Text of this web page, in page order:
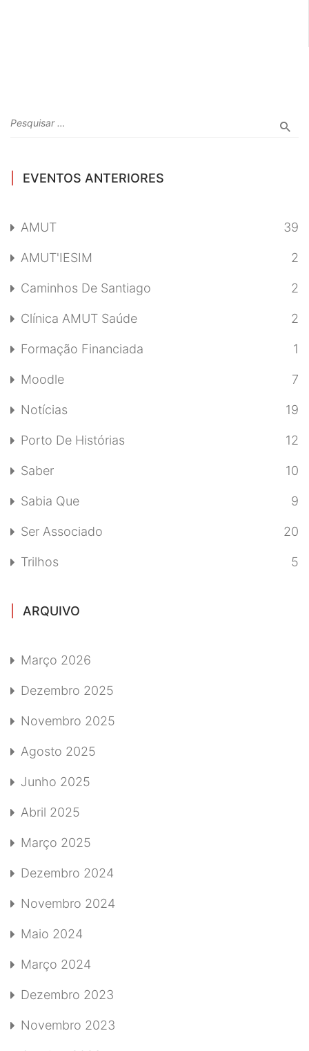
EVENTOS ANTERIORES
AMUT 39
AMUT'IESIM 2
Caminhos De Santiago 2
Clínica AMUT Saúde 2
Formação Financiada 1
Moodle 7
Notícias 19
Porto De Histórias 12
Saber 10
Sabia Que 9
Ser Associado 20
Trilhos 5
ARQUIVO
Março 2026
Dezembro 2025
Novembro 2025
Agosto 2025
Junho 2025
Abril 2025
Março 2025
Dezembro 2024
Novembro 2024
Maio 2024
Março 2024
Dezembro 2023
Novembro 2023